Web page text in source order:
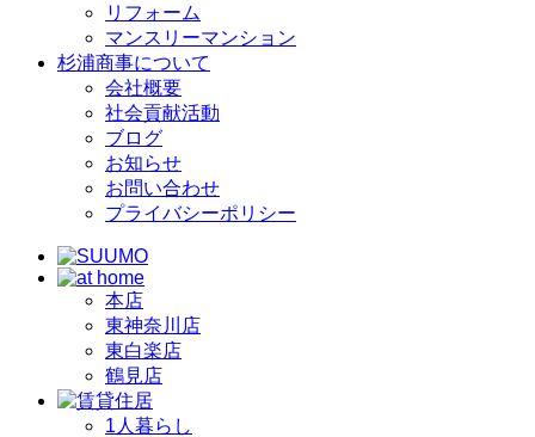
リフォーム
マンスリーマンション
杉浦商事について
会社概要
社会貢献活動
ブログ
お知らせ
お問い合わせ
プライバシーポリシー
本店
東神奈川店
東白楽店
鶴見店
1人暮らし